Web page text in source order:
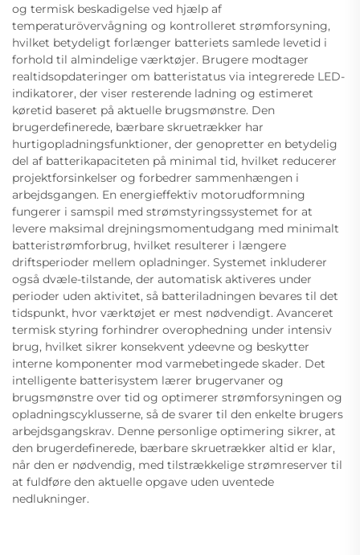
og termisk beskadigelse ved hjælp af
temperaturövervågning og kontrolleret strømforsyning,
hvilket betydeligt forlænger batteriets samlede levetid i
forhold til almindelige værktøjer. Brugere modtager
realtidsopdateringer om batteristatus via integrerede LED-
indikatorer, der viser resterende ladning og estimeret
køretid baseret på aktuelle brugsmønstre. Den
brugerdefinerede, bærbare skruetrækker har
hurtigopladningsfunktioner, der genopretter en betydelig
del af batterikapaciteten på minimal tid, hvilket reducerer
projektforsinkelser og forbedrer sammenhængen i
arbejdsgangen. En energieffektiv motorudformning
fungerer i samspil med strømstyringssystemet for at
levere maksimal drejningsmomentudgang med minimalt
batteristrømforbrug, hvilket resulterer i længere
driftsperioder mellem opladninger. Systemet inkluderer
også dvæle-tilstande, der automatisk aktiveres under
perioder uden aktivitet, så batteriladningen bevares til det
tidspunkt, hvor værktøjet er mest nødvendigt. Avanceret
termisk styring forhindrer overophedning under intensiv
brug, hvilket sikrer konsekvent ydeevne og beskytter
interne komponenter mod varmebetingede skader. Det
intelligente batterisystem lærer brugervaner og
brugsmønstre over tid og optimerer strømforsyningen og
opladningscyklusserne, så de svarer til den enkelte brugers
arbejdsgangskrav. Denne personlige optimering sikrer, at
den brugerdefinerede, bærbare skruetrækker altid er klar,
når den er nødvendig, med tilstrækkelige strømreserver til
at fuldføre den aktuelle opgave uden uventede
nedlukninger.